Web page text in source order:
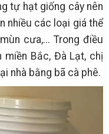
tự hạt giống cây nên
nhiều các loại giá thể
cưa,... Trong điều
Bắc, Đà Lạt, chị
nhà bằng bã cà phê.